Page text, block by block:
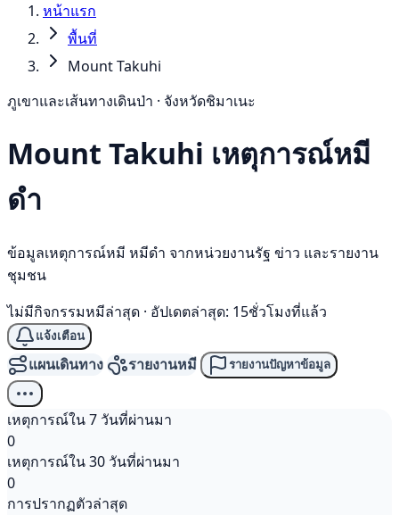
หน้าแรก
พื้นที่
Mount Takuhi
ภูเขาและเส้นทางเดินป่า · จังหวัดชิมาเนะ
Mount Takuhi เหตุการณ์หมี
ดำ
ข้อมูลเหตุการณ์หมี หมีดำ จากหน่วยงานรัฐ ข่าว และรายงาน
ชุมชน
ไม่มีกิจกรรมหมีล่าสุด · อัปเดตล่าสุด: 15ชั่วโมงที่แล้ว
แจ้งเตือน
แผนเดินทาง รายงานหมี รายงานปัญหาข้อมูล
เหตุการณ์ใน 7 วันที่ผ่านมา
0
เหตุการณ์ใน 30 วันที่ผ่านมา
0
การปรากฏตัวล่าสุด